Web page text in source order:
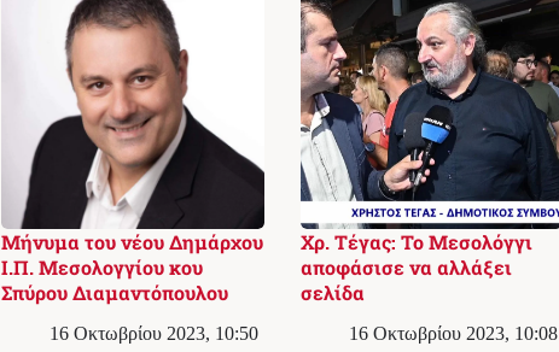
Μήνυμα του νέου Δημάρχου
Ι.Π. Μεσολογγίου κου
Σπύρου Διαμαντόπουλου
16 Οκτωβρίου 2023, 10:50
Χρ. Τέγας: Το Μεσολόγγι
αποφάσισε να αλλάξει
σελίδα
16 Οκτωβρίου 2023, 10:08